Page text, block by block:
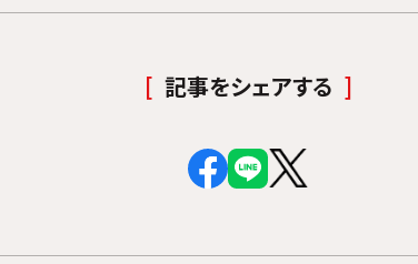
記事をシェアする